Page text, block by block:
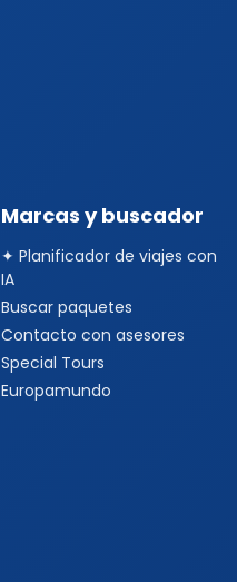
Marcas y buscador
✦ Planificador de viajes con
IA
Buscar paquetes
Contacto con asesores
Special Tours
Europamundo